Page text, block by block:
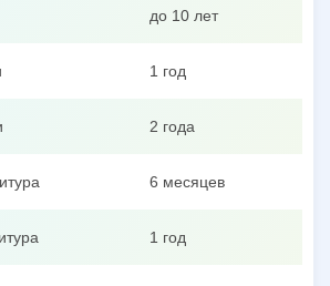
до 10 лет
1 год
2 года
6 месяцев
1 год